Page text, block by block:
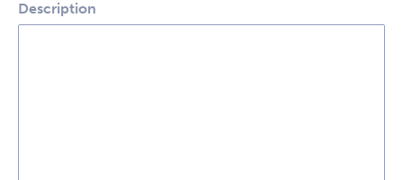
Description